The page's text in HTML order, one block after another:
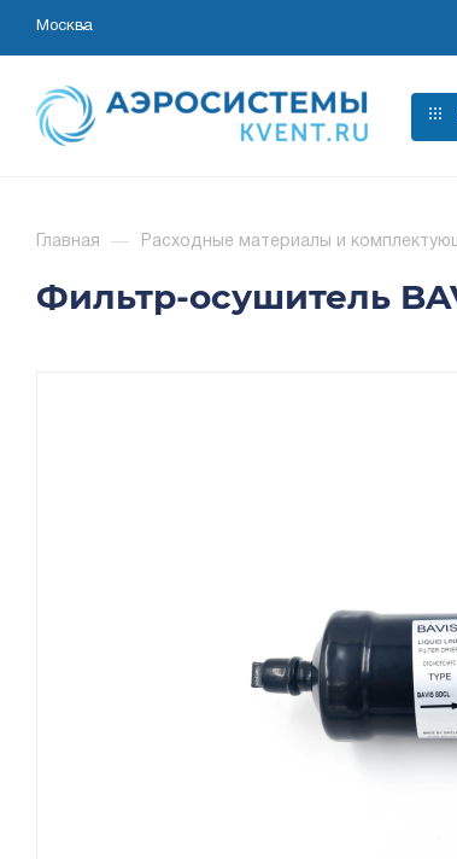
Москва
Главная — Расходные материалы и
Фильтр-осушитель